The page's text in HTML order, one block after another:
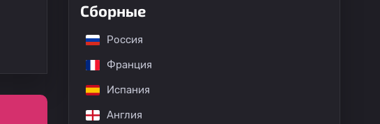
Сборные
Россия
Франция
Испания
Англия